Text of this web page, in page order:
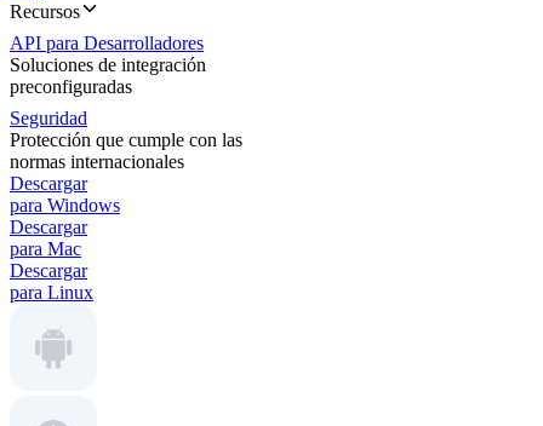
Recursos
API para Desarrolladores
Soluciones de integración
preconfiguradas
Seguridad
Protección que cumple con las
normas internacionales
Descargar
para Windows
Descargar
para Mac
Descargar
para Linux